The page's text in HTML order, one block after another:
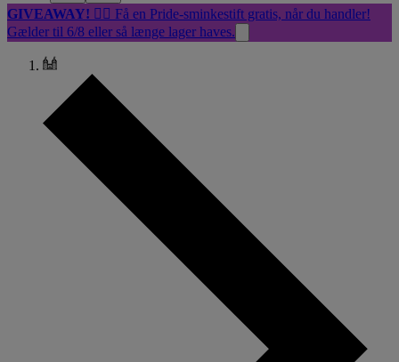
GIVEAWAY! 🏳️‍🌈 Få en Pride-sminkestift gratis, når du handler!
Gælder til 6/8 eller så længe lager haves.